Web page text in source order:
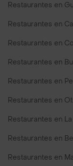
Restaurantes en
Restaurantes en
Restaurantes en
Restaurantes en
Restaurantes en
Restaurantes en
Restaurantes en
Restaurantes en
Restaurantes en